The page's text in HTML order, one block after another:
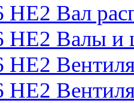
Вал
Валы и